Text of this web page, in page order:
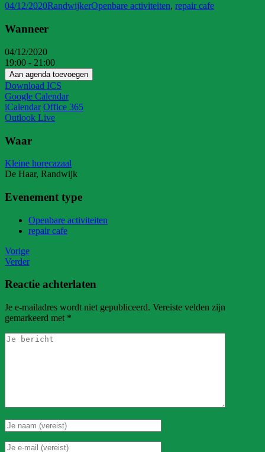
04/12/2020RandwijkerOpenbare activiteiten, repair cafe
Wanneer
04/12/2020
19:00 - 21:00
Aan agenda toevoegen
Download ICS
Google Calendar
iCalendar Office 365
Outlook Live
Waar
Kleine horecazaal
De Haar, Randwijk
Evenement type
Openbare activiteiten
repair cafe
Vorige
Verder
Reactie achterlaten
Je e-mailadres wordt niet gepubliceerd. Vereiste velden zijn
gemarkeerd met *